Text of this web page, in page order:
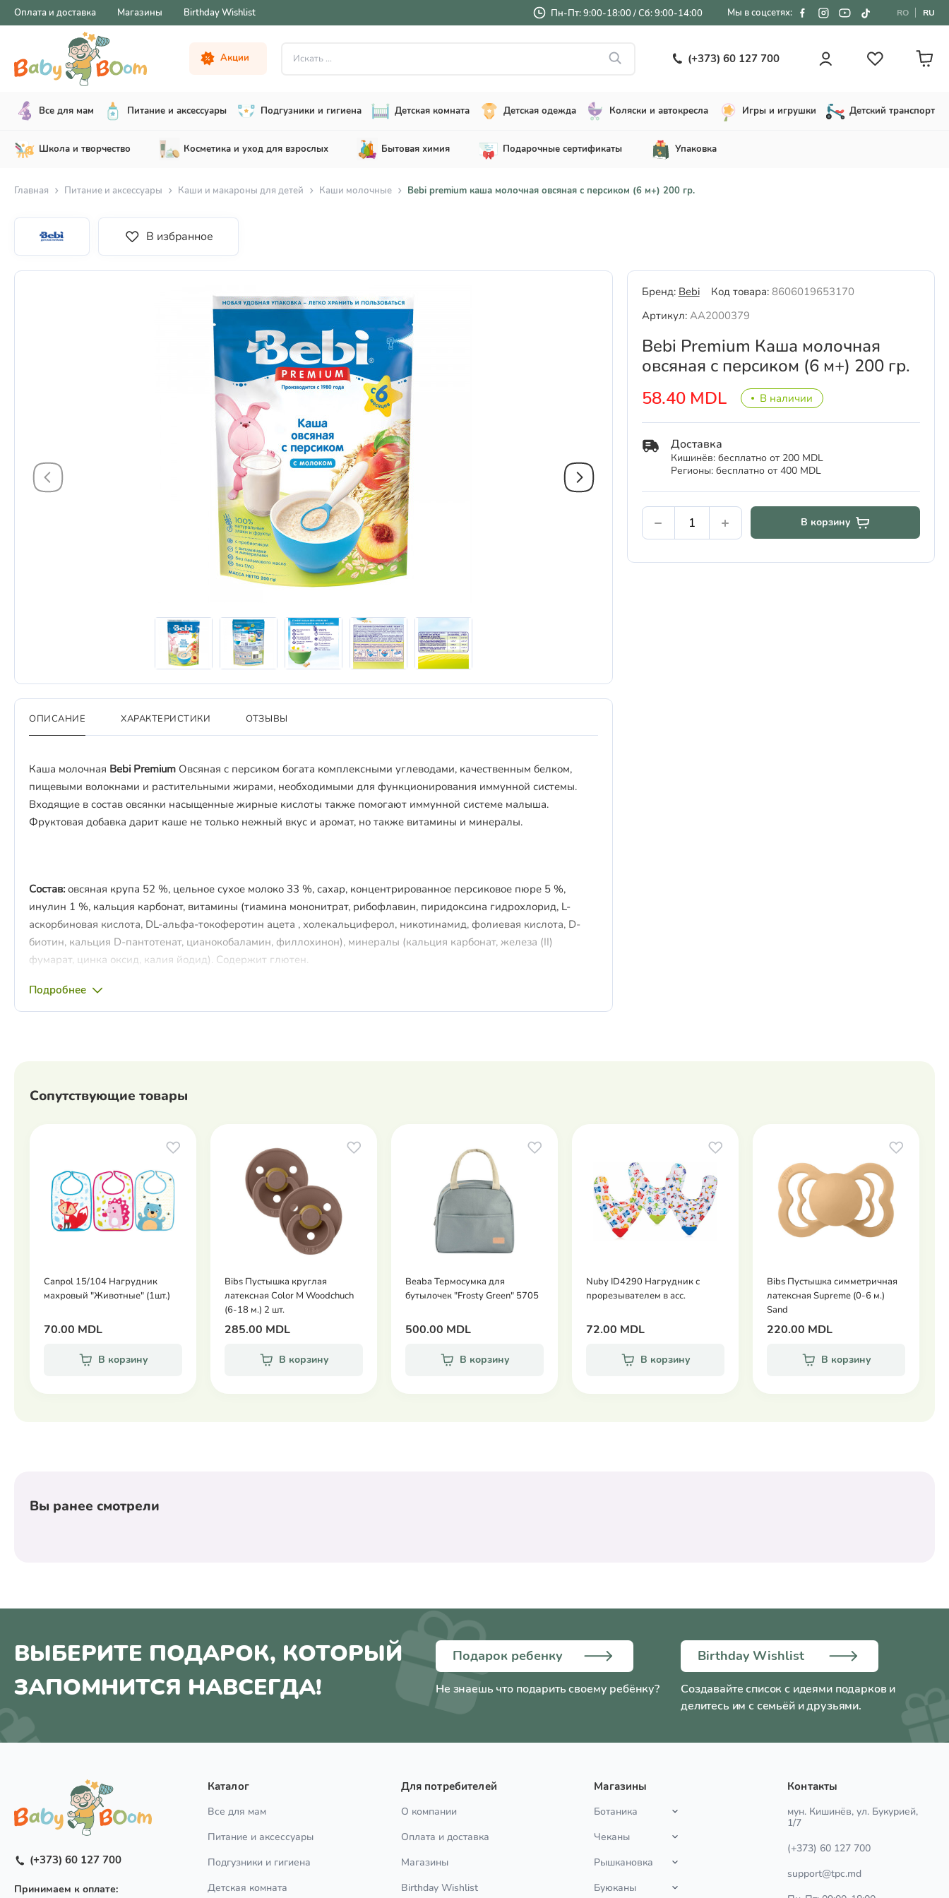
Оплата и доставка Магазины Birthday Wishlist Пн-Пт: 9:00-18:00 / Сб: 9:00-14:00 Мы в соцсетях: RO RU
Акции (+373) 60 127 700
Все для мам Питание и аксессуары Подгузники и гигиена Детская комната Детская одежда Коляски и автокресла Игры и игрушки Детский транспорт
Школа и творчество Косметика и уход для взрослых Бытовая химия Подарочные сертификаты Упаковка
Главная Питание и аксессуары Каши и макароны для детей Каши молочные Bebi premium каша молочная овсяная с персиком (6 м+) 200 гр.
В избранное
Бренд: Bebi Код товара: 8606019653170
Артикул: AA2000379
Bebi Premium Каша молочная
овсяная с персиком (6 м+) 200 гр.
58.40 MDL
В наличии
Доставка
Кишинёв: бесплатно от 200 MDL
Регионы: бесплатно от 400 MDL
В корзину
ОПИСАНИЕ ХАРАКТЕРИСТИКИ ОТЗЫВЫ
Каша молочная Bebi Premium Овсяная с персиком богата комплексными углеводами, качественным белком,
пищевыми волокнами и растительными жирами, необходимыми для функционирования иммунной системы.
Входящие в состав овсянки насыщенные жирные кислоты также помогают иммунной системе малыша.
Фруктовая добавка дарит каше не только нежный вкус и аромат, но также витамины и минералы.
Состав: овсяная крупа 52 %, цельное сухое молоко 33 %, сахар, концентрированное персиковое пюре 5 %,
инулин 1 %, кальция карбонат, витамины (тиамина мононитрат, рибофлавин, пиридоксина гидрохлорид, L-
аскорбиновая кислота, DL-альфа-токоферотин ацета , холекальциферол, никотинамид, фолиевая кислота, D-
биотин, кальция D-пантотенат, цианокобаламин, филлохинон), минералы (кальция карбонат, железа (II)
фумарат, цинка оксид, калия йодид). Содержит глютен.
Возраст:от 6 месяцев.
Подробнее
Сопутствующие товары
Canpol 15/104 Нагрудник
махровый "Животные" (1шт.)
70.00 MDL
В корзину
Bibs Пустышка круглая
латексная Color M Woodchuch
(6-18 м.) 2 шт.
285.00 MDL
В корзину
Beaba Термосумка для
бутылочек "Frosty Green" 5705
500.00 MDL
В корзину
Nuby ID4290 Нагрудник с
прорезывателем в асс.
72.00 MDL
В корзину
Bibs Пустышка симметричная
латексная Supreme (0-6 м.)
Sand
220.00 MDL
В корзину
Вы ранее смотрели
ВЫБЕРИТЕ ПОДАРОК, КОТОРЫЙ
ЗАПОМНИТСЯ НАВСЕГДА!
Подарок ребенку
Не знаешь что подарить своему ребёнку?
Birthday Wishlist
Создавайте список с идеями подарков и
делитесь им с семьёй и друзьями.
(+373) 60 127 700
Принимаем к оплате:
Каталог
Все для мам
Питание и аксессуары
Подгузники и гигиена
Детская комната
Для потребителей
О компании
Оплата и доставка
Магазины
Birthday Wishlist
Магазины
Ботаника
Чеканы
Рышкановка
Буюканы
Контакты
мун. Кишинёв, ул. Букурией,
1/7
(+373) 60 127 700
support@tpc.md